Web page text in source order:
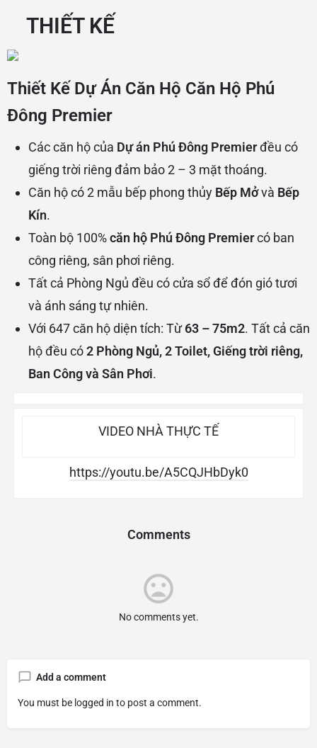
THIẾT KẾ
Thiết Kế Dự Án Căn Hộ Căn Hộ Phú
Đông Premier
Các căn hộ của Dự án Phú Đông Premierđều có
giếng trời riêng đảm bảo 2 – 3 mặt thoáng.
Căn hộ có 2 mẫu bếp phong thủy Bếp Mởvà Bếp
Kín.
Toàn bộ 100%căn hộ Phú Đông Premiercó ban
công riêng, sân phơi riêng.
Tất cả Phòng Ngủ đều có cửa sổ để đón gió tươi
và ánh sáng tự nhiên.
Với 647 căn hộ diện tích: Từ63 – 75m2. Tất cả căn
hộ đều có2 Phòng Ngủ, 2 Toilet, Giếng trời riêng,
Ban Công và Sân Phơi.
VIDEO NHÀ THỰC TẾ
https://youtu.be/A5CQJHbDyk0
Comments
No comments yet.
Add a comment
You must be logged in to post a comment.